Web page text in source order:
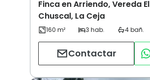
Finca en Arriendo, Vereda El
Chuscal, La Ceja
Contactar